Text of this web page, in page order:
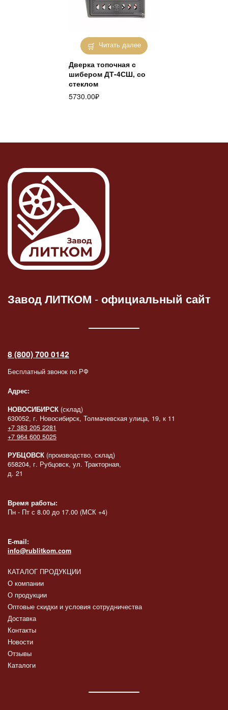
Читать далее
Дверка топочная с
шибером ДТ-4СШ, со
стеклом
5730.00₽
Завод ЛИТКОМ -официальный сайт
8 (800) 700 0142
Бесплатный звонок по РФ
Адрес:
НОВОСИБИРСК (склад)
630052, г. Новосибирск, Толмачевская улица, 19, к 11
+7 383 205 2281
+7 964 600 5025
РУБЦОВСК (производство, склад)
658204, г. Рубцовск, ул. Тракторная,
д. 21
Время работы:
Пн - Пт с 8.00 до 17.00 (МСК +4)
E-mail:
info@rublitkom.com
КАТАЛОГ ПРОДУКЦИИ
О компании
О продукции
Оптовые скидки и условия сотрудничества
Доставка
Контакты
Новости
Отзывы
Каталоги